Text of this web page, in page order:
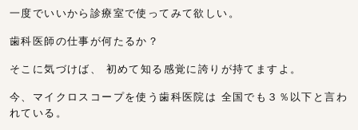
一度でいいから診療室で使ってみて欲しい。
歯科医師の仕事が何たるか？
そこに気づけば、 初めて知る感覚に誇りが持てますよ。
今、マイクロスコープを使う歯科医院は 全国でも３％以下と言わ
れている。